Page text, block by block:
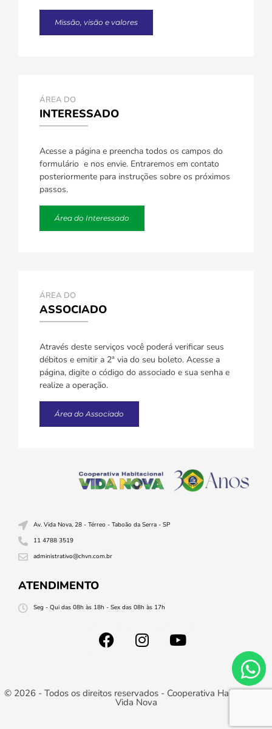
Missão, visão e valores
ÁREA DO
INTERESSADO
Acesse a página e preencha todos os campos do
formulário e nos envie. Entraremos em contato
posteriormente para instruções sobre os próximos
passos.
Área do Interessado
ÁREA DO
ASSOCIADO
Através deste serviços você poderá verificar seus
débitos e emitir a 2ª via do seu boleto. Acesse a
página, digite o código do associado e sua senha e
realize a operação.
Área do Associado
Av. Vida Nova, 28 - Térreo - Taboão da Serra - SP
11 4788 3519
administrativo@chvn.com.br
ATENDIMENTO
Seg - Qui das 08h às 18h - Sex das 08h às 17h
© 2026 - Todos os direitos reservados - Cooperativa Habitacional
Vida Nova